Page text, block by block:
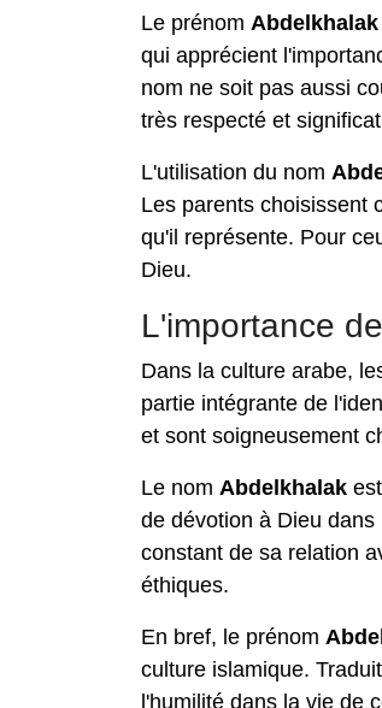
Le prénom Abdelkhalak
qui apprécient
nom ne soit pas aussi
très respecté et
L'utilisation du nom
Les parents choisissent
qu'il représente. Pour
Dieu.
L'importance
Dans la culture arabe,
partie intégrante de
et sont soigneusement
Le nom Abdelkhalak
de dévotion à Dieu
constant de sa relation
éthiques.
En bref, le prénom
culture islamique.
l'humilité dans la vie de